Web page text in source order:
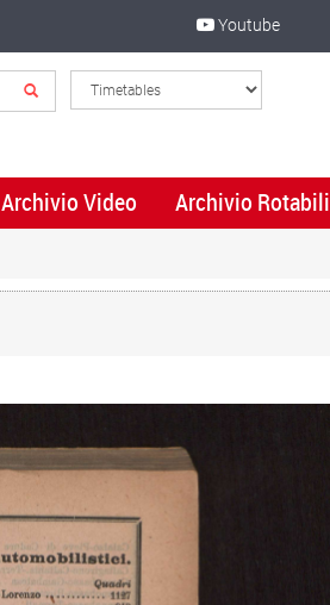
Youtube
Archivio Video Archivio Rotabili